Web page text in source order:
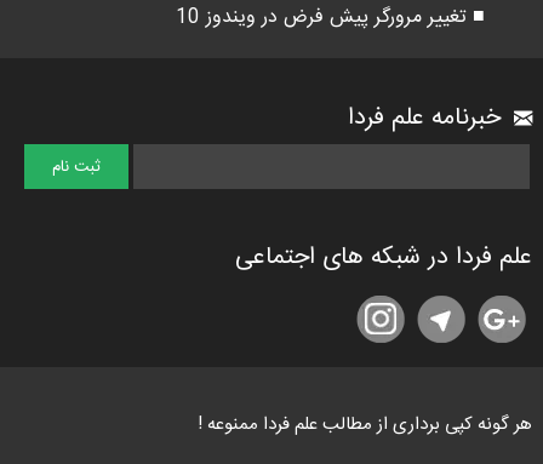
■ تغییر مرورگر پیش فرض در ویندوز 10
خبرنامه علم فردا
علم فردا در شبکه های اجتماعی
هر گونه کپی برداری از مطالب علم فردا ممنوعه !